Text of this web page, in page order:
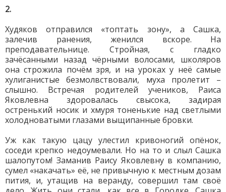
2.
Худяков отправился «топтать зо­ну», а Сашка,
залечив ранения, женился вскоре. На
преподавательнице. Стройная, с гладко
зачёсанными назад чёрными волосами, школяров
она строжила почём зря, и на уроках у неё самые
хулиганистые безмолвствовали, муха пролетит –
слышно. Встречая родителей учеников, Раиса
Яковлевна здоровалась свысока, задирая
остренький носик и хмуря тоненькие над светлыми
холодноватыми глазами выщипанные бровки.
Уж как такую цацу улестил кривоногий опёнок,
соседи крепко недоумевали. Но на то и слыл Сашка
шалопутом! Заманив Раису Яковлевну в компанию,
сумел «накачать» её, не привычную к местным дозам
пития, и, утащив на веранду, совершил там своё